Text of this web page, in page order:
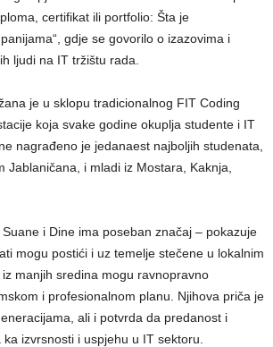
certifikat ili portfolio: Šta je
gdje se govorilo o izazovima i
ljudi na IT tržištu rada.
je u sklopu tradicionalnog FIT Coding
koja svake godine okuplja studente i IT
nagrađeno je jedanaest najboljih studenata,
Jablaničana, i mladi iz Mostara, Kaknja,
i Dine ima poseban značaj – pokazuje
mogu postići i uz temelje stečene u lokalnim
manjih sredina mogu ravnopravno
i profesionalnom planu. Njihova priča je
ali i potvrda da predanost i
izvrsnosti i uspjehu u IT sektoru.